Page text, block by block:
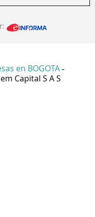
en BOGOTA -
Capital S A S